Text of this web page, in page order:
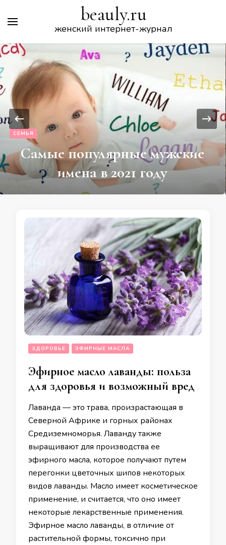
beauly.ru
женский интернет-журнал
СЕМЬЯ
Самые популярные мужские
имена в 2021 году
ЗДОРОВЬЕ ЭФИРНЫЕ МАСЛА
Эфирное масло лаванды: польза
для здоровья и возможный вред
Лаванда — это трава, произрастающая в
Северной Африке и горных районах
Средиземноморья. Лаванду также
выращивают для производства ее
эфирного масла, которое получают путем
перегонки цветочных шипов некоторых
видов лаванды. Масло имеет косметическое
применение, и считается, что оно имеет
некоторые лекарственные применения.
Эфирное масло лаванды, в отличие от
растительной формы, токсично при